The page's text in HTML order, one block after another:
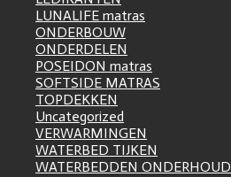
LUNALIFE matras
ONDERBOUW
ONDERDELEN
POSEIDON matras
SOFTSIDE MATRAS
TOPDEKKEN
Uncategorized
VERWARMINGEN
WATERBED TIJKEN
WATERBEDDEN ONDERHOUD